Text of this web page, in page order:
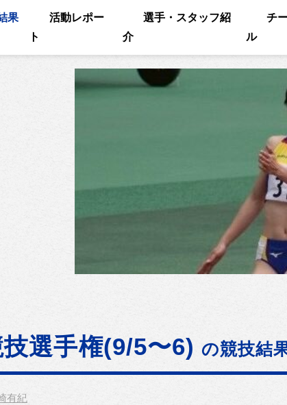
果
活動レポー
ト
選手・スタッフ紹
介
チ
ル
選手権(9/5〜6) の競技結
有紀